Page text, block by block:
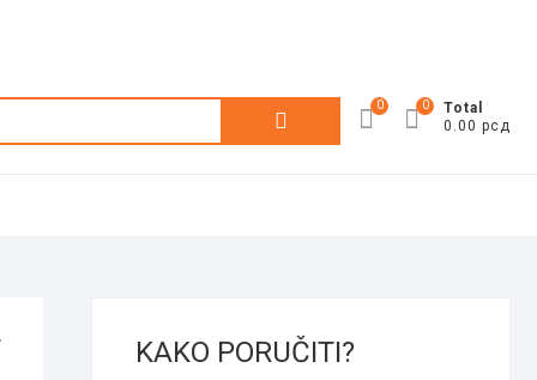
Претрага
0
Total
0.00 рсд
0
KAKO PORUČITI?